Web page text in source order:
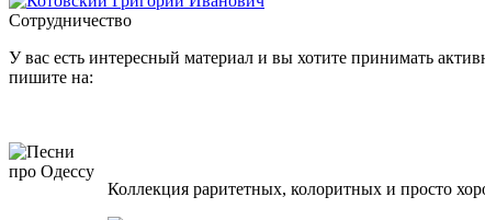
Сотрудничество
У вас есть интересный материал и вы хотите принимать
пишите на:
Коллекция раритетных, колоритных и просто